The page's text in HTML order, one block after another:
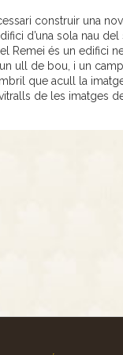
construir una
d’una sola nau del
Remei és un edifici
ull de bou, i un
que acull la
de les imatges de